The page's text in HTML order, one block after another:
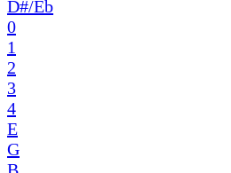
D#/Eb
0
1
2
3
4
E
G